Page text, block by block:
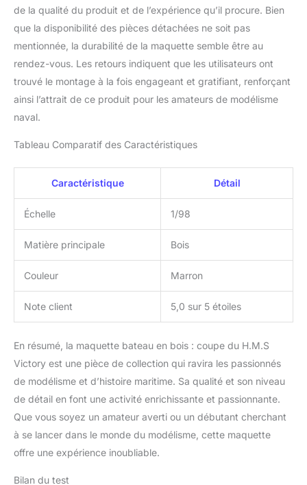
de la qualité du produit et de l’expérience qu’il procure. Bien
que la disponibilité des pièces détachées ne soit pas
mentionnée, la durabilité de la maquette semble être au
rendez-vous. Les retours indiquent que les utilisateurs ont
trouvé le montage à la fois engageant et gratifiant, renforçant
ainsi l’attrait de ce produit pour les amateurs de modélisme
naval.
Tableau Comparatif des Caractéristiques
Caractéristique Détail
Échelle 1/98
Matière principale Bois
Couleur Marron
Note client 5,0 sur 5 étoiles
En résumé, la maquette bateau en bois : coupe du H.M.S
Victory est une pièce de collection qui ravira les passionnés
de modélisme et d’histoire maritime. Sa qualité et son niveau
de détail en font une activité enrichissante et passionnante.
Que vous soyez un amateur averti ou un débutant cherchant
à se lancer dans le monde du modélisme, cette maquette
offre une expérience inoubliable.
Bilan du test